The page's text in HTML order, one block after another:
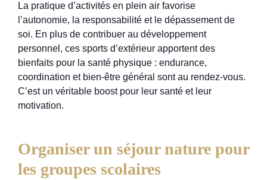
La pratique d’activités en plein air favorise
l’autonomie, la responsabilité et le dépassement de
soi. En plus de contribuer au développement
personnel, ces sports d’extérieur apportent des
bienfaits pour la santé physique : endurance,
coordination et bien-être général sont au rendez-vous.
C’est un véritable boost pour leur santé et leur
motivation.
Organiser un séjour nature pour
les groupes scolaires